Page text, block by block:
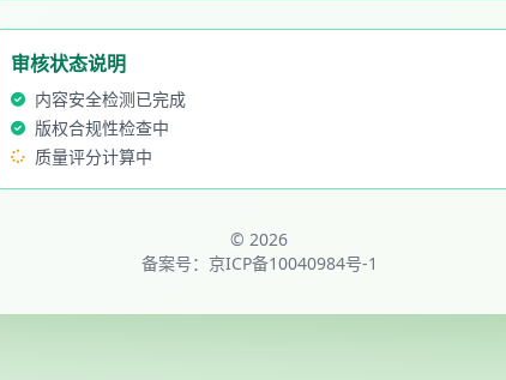
审核状态说明
内容安全检测已完成
版权合规性检查中
质量评分计算中
© 2026
备案号： 京ICP备10040984号-1